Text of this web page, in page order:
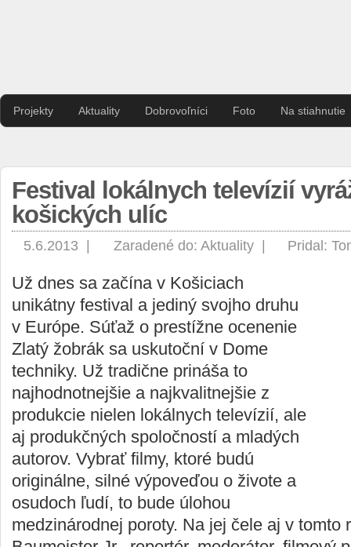
Projekty Aktuality Dobrovoľníci Foto Na stiahnutie
Festival lokálnych televízií
košických ulíc
5.6.2013 | Zaradené do: Aktuality Pridal:
Už dnes sa začína v Košiciach
unikátny festival a jediný svojho druhu
v Európe. Súťaž o prestížne ocenenie
Zlatý žobrák sa uskutoční v Dome
techniky. Už tradične prináša to
najhodnotnejšie a najkvalitnejšie z
produkcie nielen lokálnych televízií, ale
aj produkčných spoločností a mladých
autorov. Vybrať filmy, ktoré budú
originálne, silné výpoveďou o živote a
osudoch ľudí, to bude úlohou
medzinárodnej poroty. Na jej čele aj v tomto